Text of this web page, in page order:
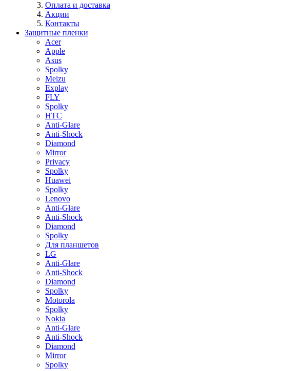
Оплата и доставка
Акции
Контакты
Защитные пленки
Acer
Apple
Asus
Spolky
Meizu
Explay
FLY
Spolky
HTC
Anti-Glare
Anti-Shock
Diamond
Mirror
Privacy
Spolky
Huawei
Spolky
Lenovo
Anti-Glare
Anti-Shock
Diamond
Spolky
Для планшетов
LG
Anti-Glare
Anti-Shock
Diamond
Spolky
Motorola
Spolky
Nokia
Anti-Glare
Anti-Shock
Diamond
Mirror
Spolky